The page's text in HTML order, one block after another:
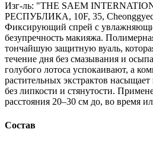
Изг-ль: "THE SAEM
РЕСПУБЛИКА, 10F, 35,
Фиксирующий спрей с
безупречность макияжа.
тончайшую защитную вуаль,
течение дня без смазывания и
голубого лотоса успокаивают, а
растительных экстрактов
без липкости и стянутости.
расстояния 20–30 см до, во время
Состав